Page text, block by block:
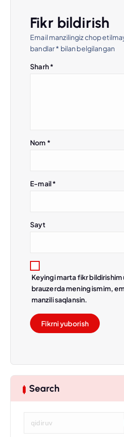
Fikr bildirish
Email manzilingiz chop
bandlar* bilan belgilangan
Sharh*
Nom *
E-mail*
Sayt
Keyingi marta fikr bildirishim
brauzerda mening ismim,
manzili saqlansin.
Search